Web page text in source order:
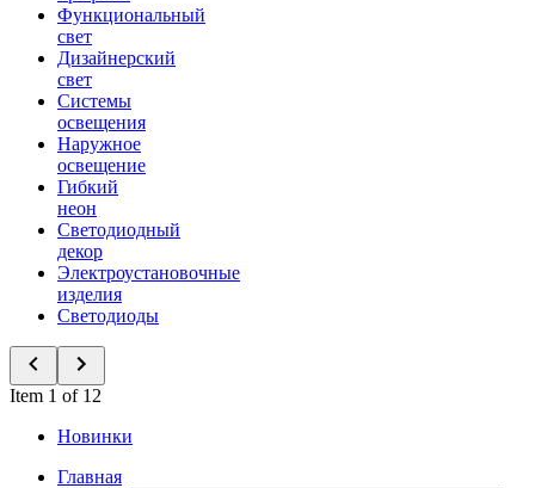
Функциональный
свет
Дизайнерский
свет
Системы
освещения
Наружное
освещение
Гибкий
неон
Светодиодный
декор
Электроустановочные
изделия
Светодиоды
Item 1 of 12
Новинки
Главная